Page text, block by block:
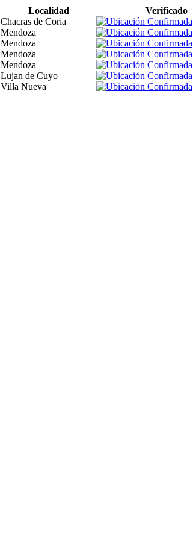
Localidad Verificado
Chacras de Coria
Mendoza
Mendoza
Mendoza
Mendoza
Lujan de Cuyo
Villa Nueva